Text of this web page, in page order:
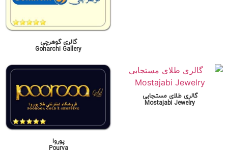
گالری گوهرچی
Goharchi Gallery
گالری طلای مستجابی
Mostajabi Jewelry
پوروا
Pourva